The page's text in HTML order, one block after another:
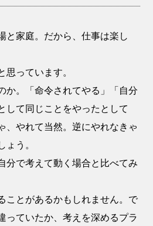
と家庭。だから、仕事は楽し
思っています。
か。「命令されてやる」「自分
して同じことをやったとして
、やれて当然。逆にやれなきゃ
ょう。
分で考えて動く場合と比べてみ
ことがあるかもしれません。で
っていたか、考えを深めるプラ